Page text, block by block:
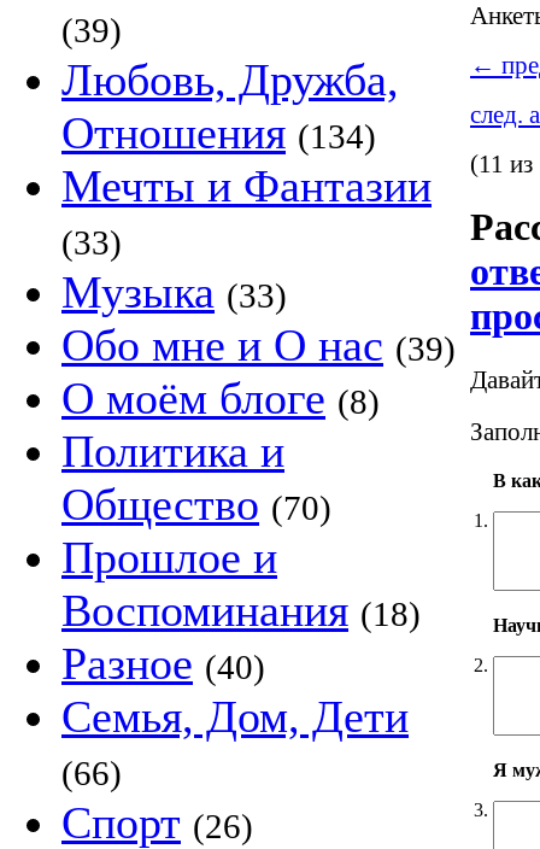
(39)
Любовь, Дружба,
Отношения (134)
Мечты и Фантазии
(33)
Музыка (33)
Обо мне и О нас (39)
О моём блоге (8)
Политика и
Общество (70)
Прошлое и
Воспоминания (18)
Разное (40)
Семья, Дом, Дети
(66)
Спорт (26)
←
след.
(11
1.
В
2.
3.
Я